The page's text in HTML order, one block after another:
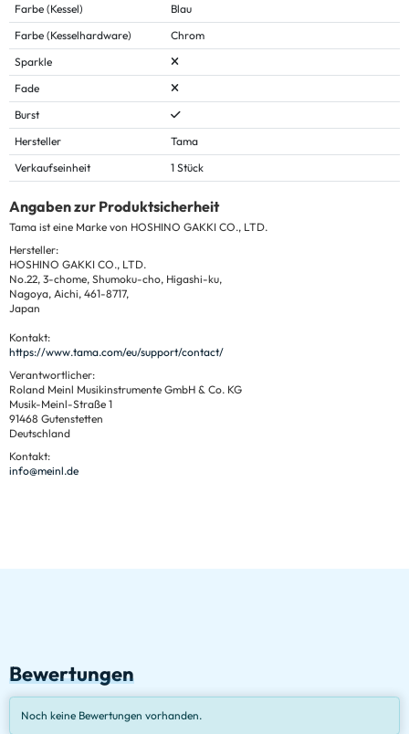
Farbe (Kessel)
Blau
Farbe (Kesselhardware)
Chrom
Sparkle
Fade
Burst
Hersteller
Tama
Verkaufseinheit
1 Stück
Angaben zur Produktsicherheit
Tama ist eine Marke von HOSHINO GAKKI CO., LTD.
Hersteller:
HOSHINO GAKKI CO., LTD.
No.22, 3-chome, Shumoku-cho, Higashi-ku,
Nagoya, Aichi, 461-8717,
Japan
Kontakt:
https://www.tama.com/eu/support/contact/
Verantwortlicher:
Roland Meinl Musikinstrumente GmbH & Co. KG
Musik-Meinl-Straße 1
91468 Gutenstetten
Deutschland
Kontakt:
info@meinl.de
Bewertungen
Noch keine Bewertungen vorhanden.